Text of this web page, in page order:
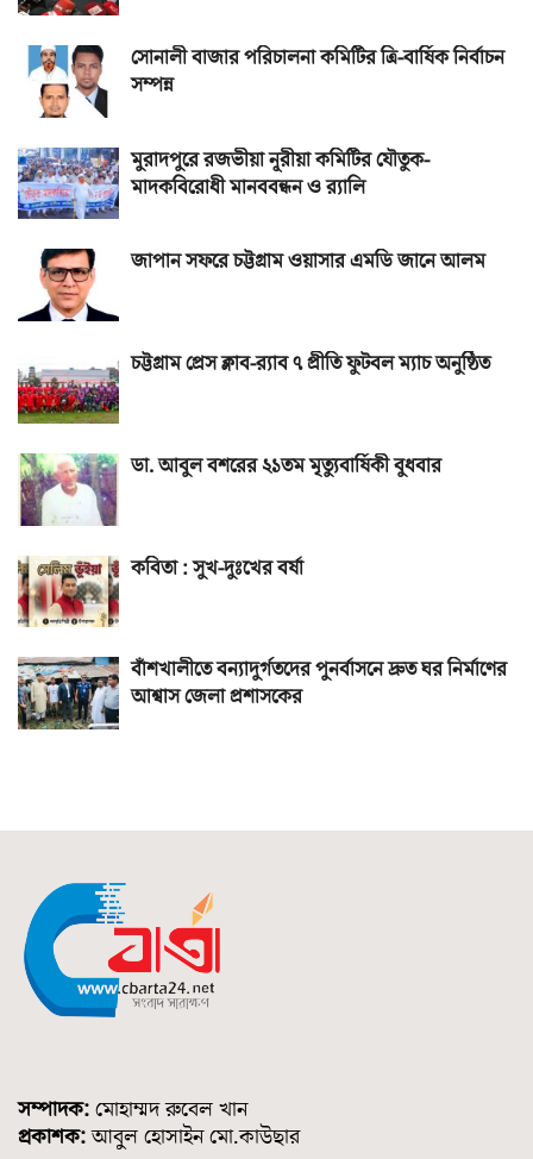
সোনালী বাজার পরিচালনা কমিটির ত্রি-বার্ষিক নির্বাচন
সম্পন্ন
মুরাদপুরে রজভীয়া নূরীয়া কমিটির যৌতুক-
মাদকবিরোধী মানববন্ধন ও র‌্যালি
জাপান সফরে চট্টগ্রাম ওয়াসার এমডি জানে আলম
চট্টগ্রাম প্রেস ক্লাব-র‌্যাব ৭ প্রীতি ফুটবল ম্যাচ অনুষ্ঠিত
ডা. আবুল বশরের ২১তম মৃত্যুবার্ষিকী বুধবার
কবিতা : সুখ-দুঃখের বর্ষা
বাঁশখালীতে বন্যাদুর্গতদের পুনর্বাসনে দ্রুত ঘর নির্মাণের
আশ্বাস জেলা প্রশাসকের
সম্পাদক: মোহাম্মদ রুবেল খান
প্রকাশক:আবুল হোসাইন মো.কাউছার